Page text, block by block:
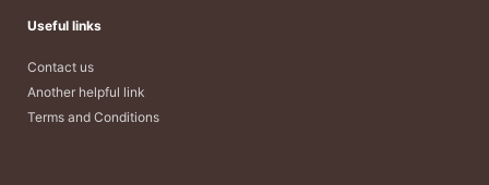
Useful links
Contact us
Another helpful link
Terms and Conditions